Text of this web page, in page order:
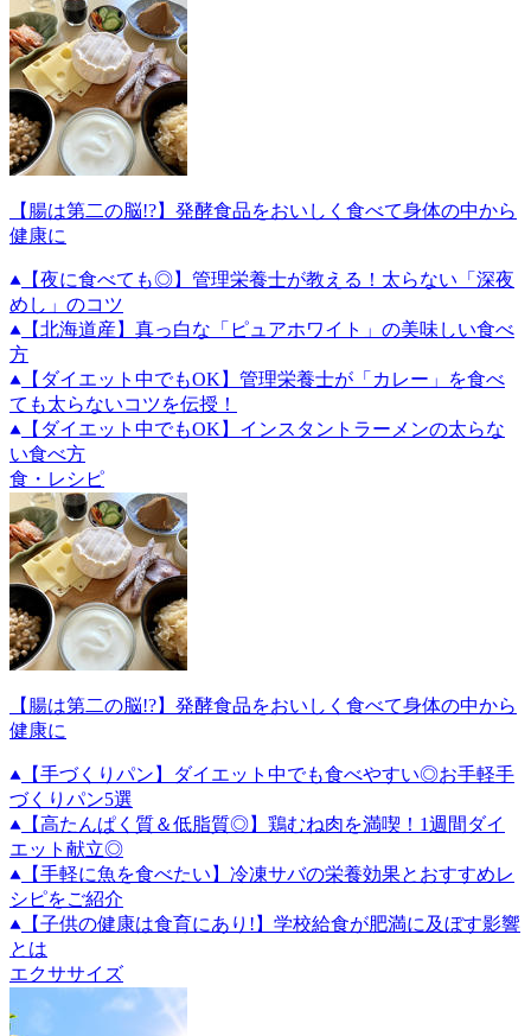
【腸は第二の脳!?】発酵食品をおいしく食べて身体の中から
健康に
【夜に食べても◎】管理栄養士が教える！太らない「深夜
めし」のコツ
【北海道産】真っ白な「ピュアホワイト」の美味しい食べ
方
【ダイエット中でもOK】管理栄養士が「カレー」を食べ
ても太らないコツを伝授！
【ダイエット中でもOK】インスタントラーメンの太らな
い食べ方
食・レシピ
【腸は第二の脳!?】発酵食品をおいしく食べて身体の中から
健康に
【手づくりパン】ダイエット中でも食べやすい◎お手軽手
づくりパン5選
【高たんぱく質＆低脂質◎】鶏むね肉を満喫！1週間ダイ
エット献立◎
【手軽に魚を食べたい】冷凍サバの栄養効果とおすすめレ
シピをご紹介
【子供の健康は食育にあり!】学校給食が肥満に及ぼす影響
とは
エクササイズ